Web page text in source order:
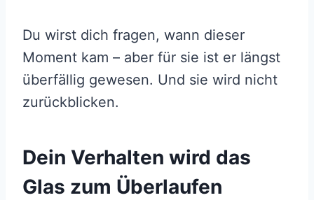
Du wirst dich fragen, wann dieser
Moment kam – aber für sie ist er längst
überfällig gewesen. Und sie wird nicht
zurückblicken.
Dein Verhalten wird das
Glas zum Überlaufen